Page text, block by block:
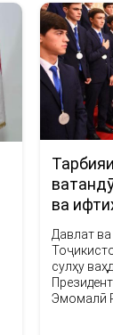
ва
Давлат
сулҳу
Эмомалӣ